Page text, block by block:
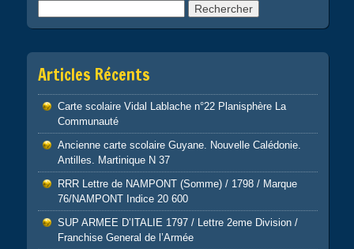
Articles Récents
Carte scolaire Vidal Lablache n°22 Planisphère La
Communauté
Ancienne carte scolaire Guyane. Nouvelle Calédonie.
Antilles. Martinique N 37
RRR Lettre de NAMPONT (Somme) / 1798 / Marque
76/NAMPONT Indice 20 600
SUP ARMEE D’ITALIE 1797 / Lettre 2eme Division /
Franchise General de l’Armée